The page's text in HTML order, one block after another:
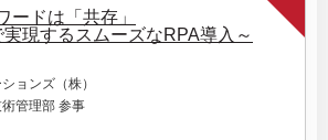
ードは「共存」
現するスムーズなRPA導入～
ョンズ（株）
管理部 参事